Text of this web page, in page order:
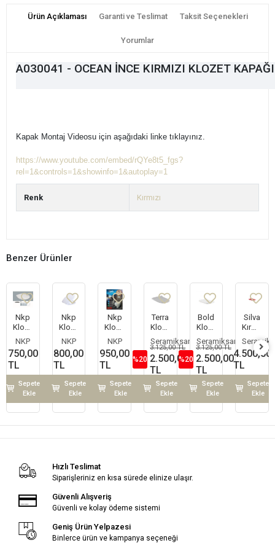
Ürün Açıklaması Garanti ve Teslimat Taksit Seçenekleri
Yorumlar
A030041 - OCEAN İNCE KIRMIZI KLOZET
Kapak Montaj Videosu için aşağıdaki linke tıklayınız.
https://www.youtube.com/embed/rQYe8t5_fgs?
rel=1&controls=1&showinfo=1&autoplay=1
Renk Kırmızı
Benzer Ürünler
Nkp
Klozet
Kapağı
Luande
Amortisörlü
NKP
750,00
TL
Sepete
Ekle
Nkp
Klozet
Kapağı
Akdeniz
NKP
800,00
TL
Sepete
Ekle
Nkp
Klozet
Kapağı
İpek
Yavaş
Kapanır
NKP
950,00
TL
Sepete
Ekle
Terra
Klozet
Kapağı
Seramiksan
%20
3.125,00 TL
2.500,00
TL
Sepete
Ekle
Bold
Klozet
Kapağı
Seramiksan
%20
3.125,00 TL
2.500,00
TL
Sepete
Ekle
Silva
Kırmızı
Asma
Klozet
Parlak
T+ H
4.500,00
TL
Sepete
Ekle
Hızlı Teslimat
Siparişleriniz en kısa sürede elinize ulaşır.
Güvenli Alışveriş
Güvenli ve kolay ödeme sistemi
Geniş Ürün Yelpazesi
Binlerce ürün ve kampanya seçeneği